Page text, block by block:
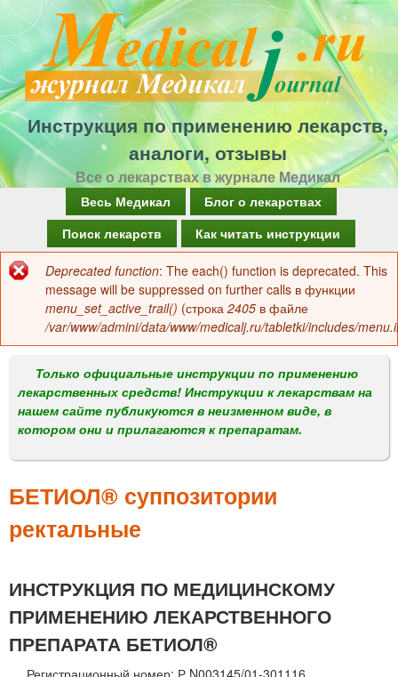
Перейти
к
основному
содержанию
Инструкция по применению лекарств,
аналоги, отзывы
Все о лекарствах в журнале Медикал
а
в
о
м
е
н
Весь Медикал
Блог о лекарствах
Поиск лекарств
Как читать инструкции
Сообщение
об
ошибке
Deprecated function: The each() function is deprecated. This
message will be suppressed on further calls в функции
menu_set_active_trail() (строка 2405 в файле
/var/www/admini/data/www/medicalj.ru/tabletki/includes/
Только официальные инструкции по применению
лекарственных средств! Инструкции к лекарствам на
нашем сайте публикуются в неизменном виде, в
котором они и прилагаются к препаратам.
БЕТИОЛ® суппозитории
ректальные
ИНСТРУКЦИЯ ПО МЕДИЦИНСКОМУ
ПРИМЕНЕНИЮ ЛЕКАРСТВЕННОГО
ПРЕПАРАТА БЕТИОЛ®